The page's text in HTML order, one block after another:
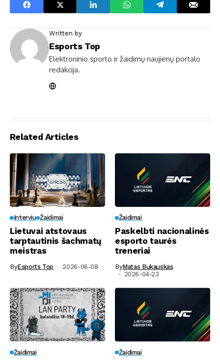
Written by
Esports Top
Elektroninio sporto ir žaidimų naujienų portalo
redakcija.
Related Articles
Interviu Žaidimai
Lietuvai atstovaus
tarptautinis šachmatų
meistras
ByEsports Top 2026-06-08
Žaidimai
Paskelbti nacionalinės
esporto taurės
treneriai
ByMatas Bukauskas
2026-04-23
Žaidimai Žaidimai